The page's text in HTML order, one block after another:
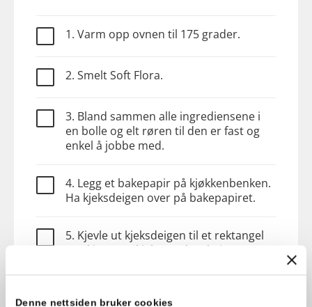
Denne nettsiden bruker cookies
1. Varm opp ovnen til 175 grader.
2. Smelt Soft Flora.
3. Bland sammen alle ingrediensene i
en bolle og elt røren til den er fast og
enkel å jobbe med.
4. Legg et bakepapir på kjøkkenbenken.
Ha kjeksdeigen over på bakepapiret.
5. Kjevle ut kjeksdeigen til et rektangel
og skjær ut 9 kjeks med en kniv.
avkjøle helt før de nytes.